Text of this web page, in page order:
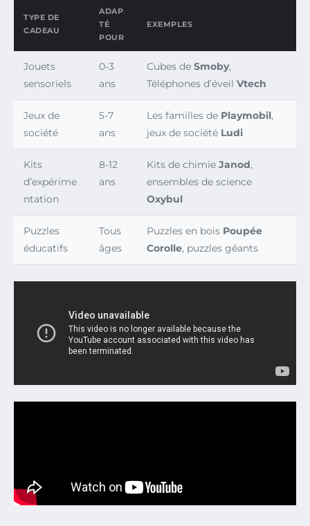
TYPE DE
CADEAU
ADAP
TÉ
POUR
EXEMPLES
Jouets
sensoriels
0-3
ans
Cubes de Smoby,
Téléphones d’éveil Vtech
Jeux de
société
5-7
ans
Les familles de Playmobil,
jeux de société Ludi
Kits
d’expérime
ntation
8-12
ans
Kits de chimie Janod,
ensembles de science
Oxybul
Puzzles
éducatifs
Tous
âges
Puzzles en bois Poupée
Corolle, puzzles géants